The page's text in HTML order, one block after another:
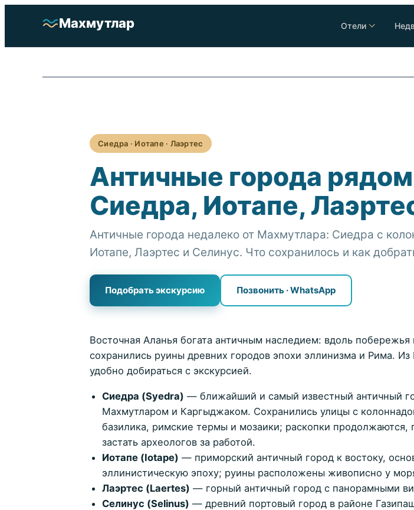
содержимому
Махмутлар Отели
Достопримечательности
Подобрать
+90 552 692 34 20
WhatsApp +90 552 692 34 20
Сиедра · Иотапе · Лаэртес
Античные города
Сиедра, Иотапе,
Античные города недалеко от Махмутлара: Сиедра с
Иотапе, Лаэртес и Селинус. Что сохранилось и как
Подобрать экскурсию Позвонить · WhatsApp
Восточная Аланья богата античным наследием: вдоль побережья
сохранились руины древних городов эпохи эллинизма и Рима.
удобно добираться с экскурсией.
Сиедра (Syedra) — ближайший и самый известный античный
Махмутларом и Каргыджаком. Сохранились улицы с
базилика, римские термы и мозаики; раскопки продолжаются,
застать археологов за работой.
Иотапе (Iotape) — приморский античный город к востоку,
эллинистическую эпоху; руины расположены живописно у
Лаэртес (Laertes) — горный античный город с панорамными
Селинус (Selinus) — древний портовый город в районе